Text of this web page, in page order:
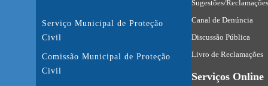
Serviço Municipal de Proteção
Civil
Comissão Municipal de Proteção
Civil
Sugestões/Reclamações
Canal de Denúncia
Discussão Pública
Livro de Reclamações
Serviços Online